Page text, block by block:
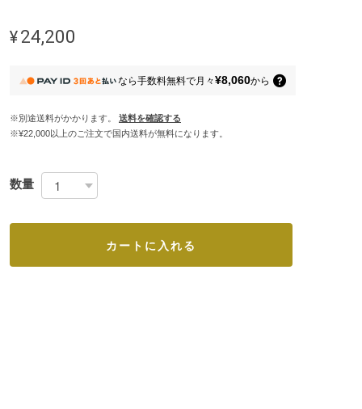
¥24,200
なら手数料無料で月々¥8,060から
※別途送料がかかります。
送料を確認する
※¥22,000以上のご注文で国内送料が無料になります。
数量
カートに入れる